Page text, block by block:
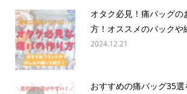
オタク必見！痛バッグの
方！オススメのバックや
2024.12.21
おすすめの痛バッグ35